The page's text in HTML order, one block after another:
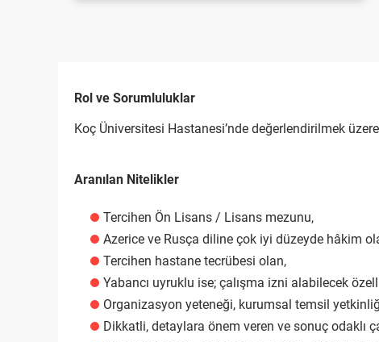
Rol ve Sorumluluklar
Koç Üniversitesi Hastanesi’nde değerlendirilmek üzere
Aranılan Nitelikler
Tercihen Ön Lisans / Lisans mezunu,
Azerice ve Rusça diline çok iyi düzeyde hâkim
Tercihen hastane tecrübesi olan,
Yabancı uyruklu ise; çalışma izni alabilecek
Organizasyon yeteneği, kurumsal temsil
Dikkatli, detaylara önem veren ve sonuç odaklı